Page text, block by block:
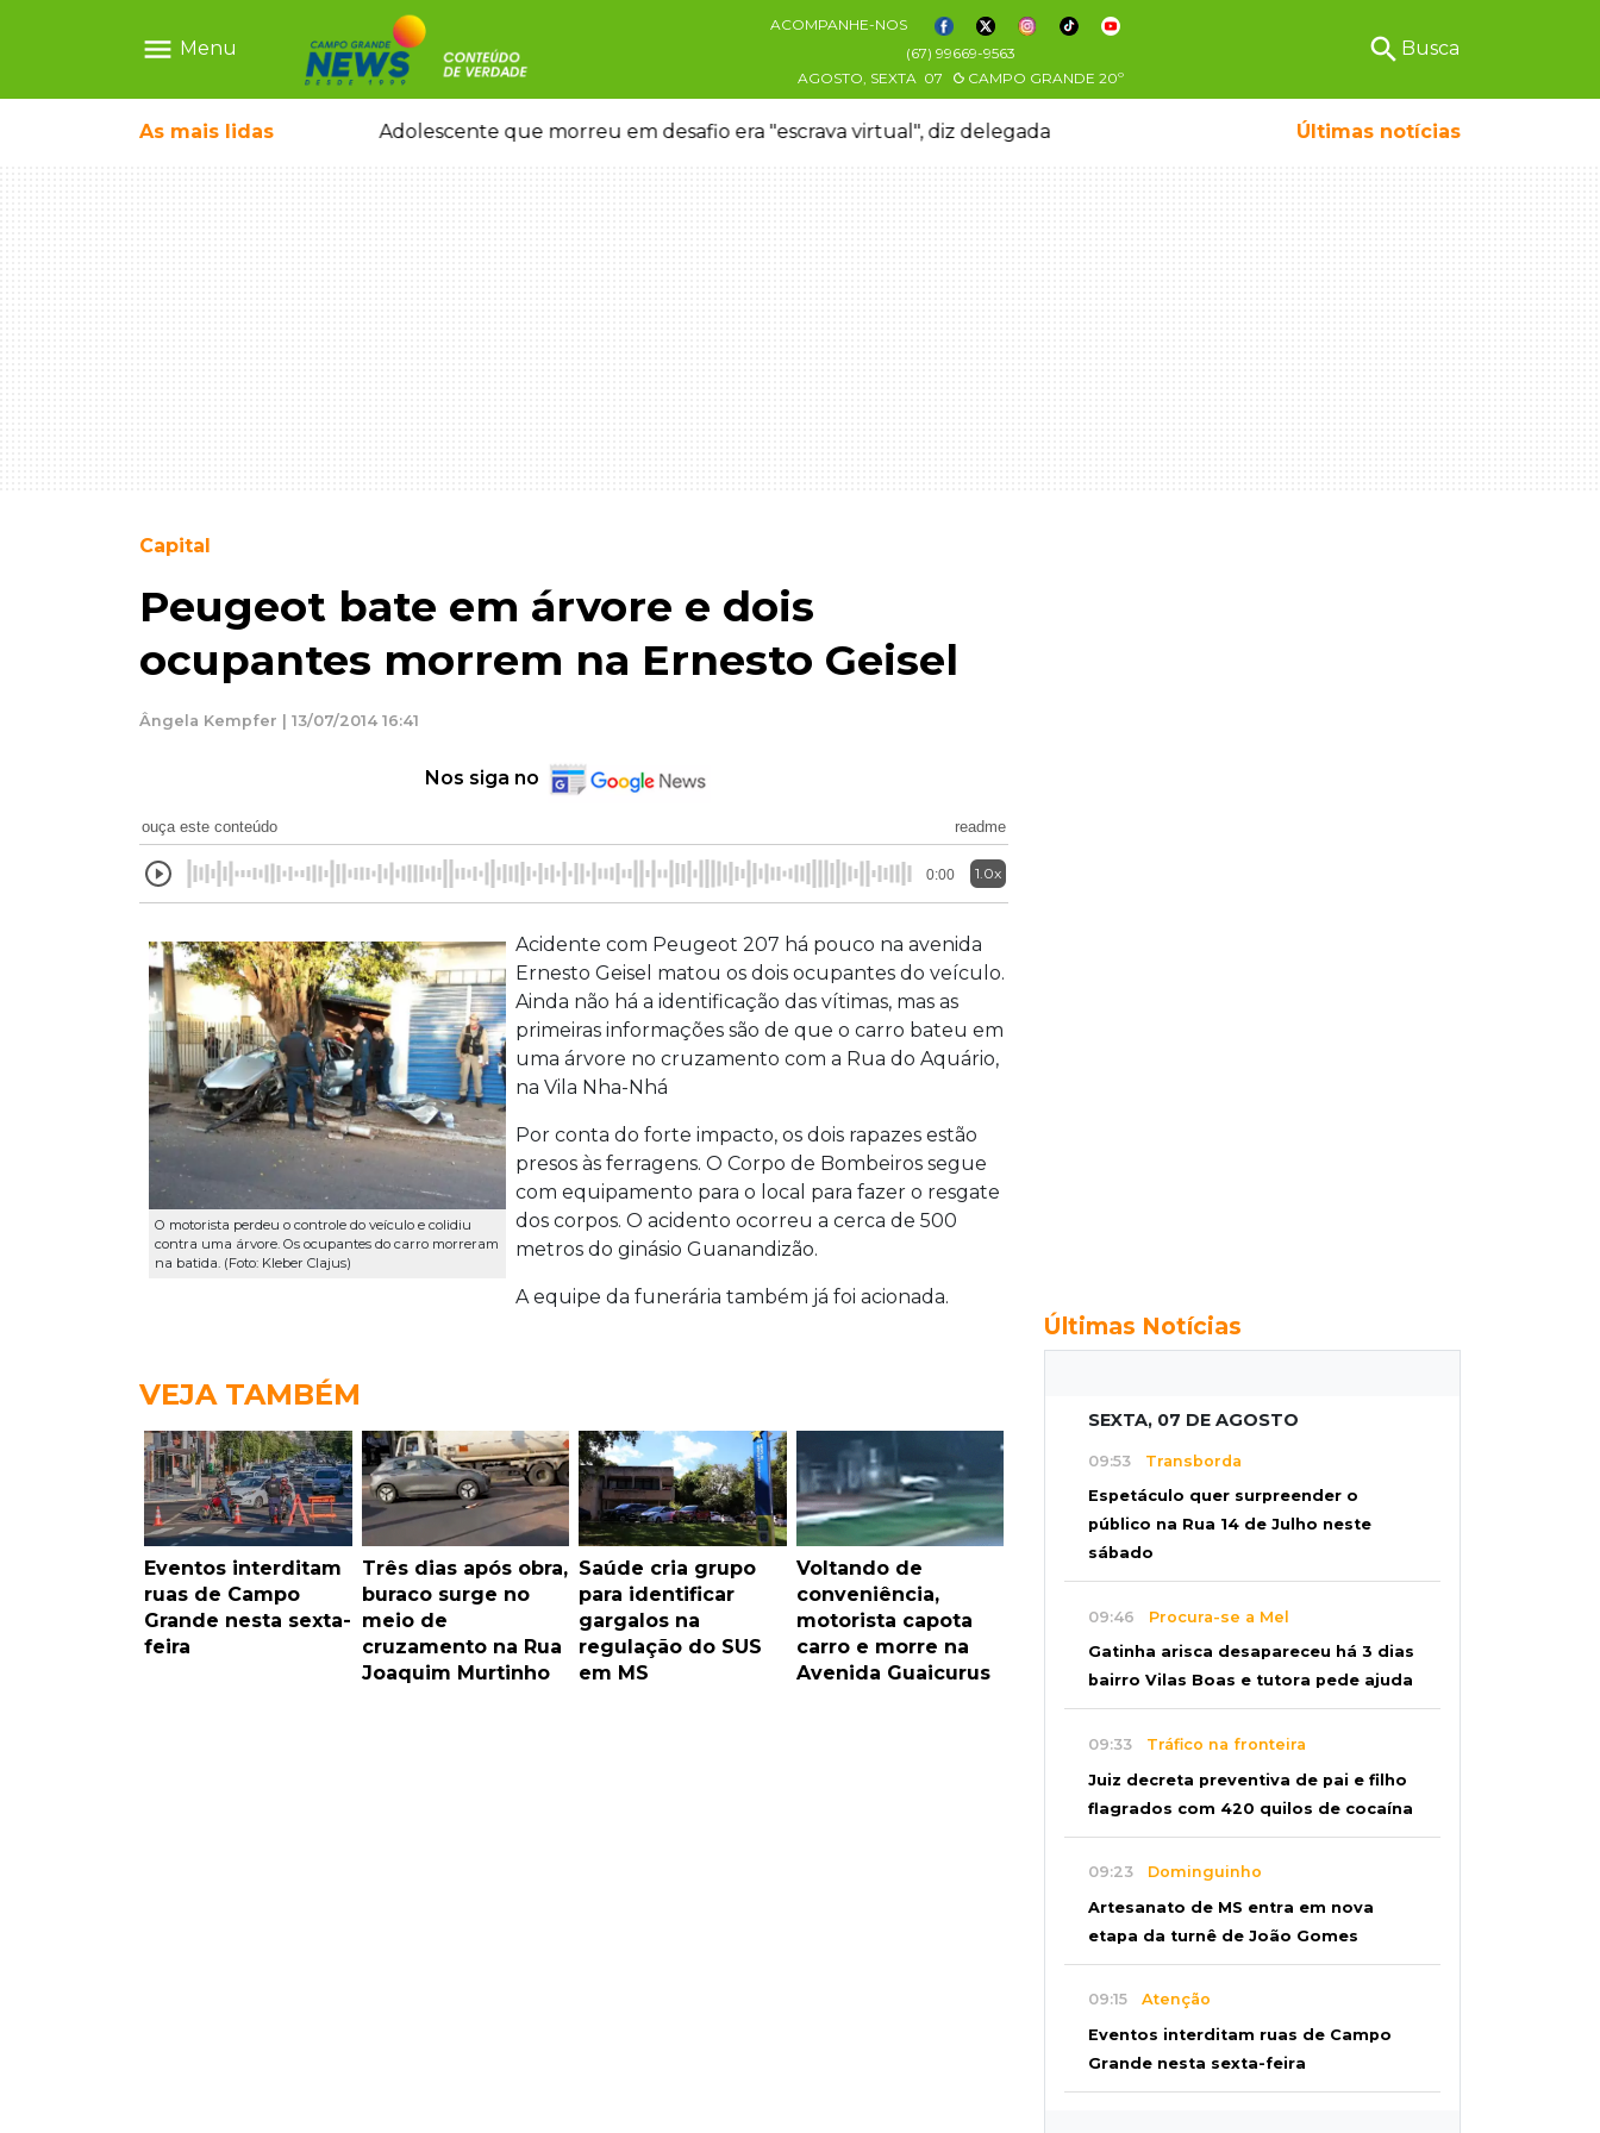
menu Menu
ACOMPANHE-NOS
(67) 99669-9563
AGOSTO, SEXTA 07 CAMPO GRANDE 20º
search Busca
As mais lidas
dos projetos fora do comum Adolescente que morreu em desafio era "escrava virtual", diz delegada Últimas notícias
Capital
Peugeot bate em árvore e dois
ocupantes morrem na Ernesto Geisel
Ângela Kempfer | 13/07/2014 16:41
Nos siga no
ouça este conteúdo readme
0:00 1.0x
O motorista perdeu o controle do veículo e colidiu
contra uma árvore. Os ocupantes do carro morreram
na batida. (Foto: Kleber Clajus)
Acidente com Peugeot 207 há pouco na avenida
Ernesto Geisel matou os dois ocupantes do veículo.
Ainda não há a identificação das vítimas, mas as
primeiras informações são de que o carro bateu em
uma árvore no cruzamento com a Rua do Aquário,
na Vila Nha-Nhá
Por conta do forte impacto, os dois rapazes estão
presos às ferragens. O Corpo de Bombeiros segue
com equipamento para o local para fazer o resgate
dos corpos. O acidento ocorreu a cerca de 500
metros do ginásio Guanandizão.
A equipe da funerária também já foi acionada.
VEJA TAMBÉM
Eventos interditam
ruas de Campo
Grande nesta sexta-
feira
Três dias após obra,
buraco surge no
meio de
cruzamento na Rua
Joaquim Murtinho
Saúde cria grupo
para identificar
gargalos na
regulação do SUS
em MS
Voltando de
conveniência,
motorista capota
carro e morre na
Avenida Guaicurus
Últimas Notícias
SEXTA, 07 DE AGOSTO
09:53 Transborda
Espetáculo quer surpreender o
público na Rua 14 de Julho neste
sábado
09:46 Procura-se a Mel
Gatinha arisca desapareceu há 3 dias
bairro Vilas Boas e tutora pede ajuda
09:33 Tráfico na fronteira
Juiz decreta preventiva de pai e filho
flagrados com 420 quilos de cocaína
09:23 Dominguinho
Artesanato de MS entra em nova
etapa da turnê de João Gomes
09:15 Atenção
Eventos interditam ruas de Campo
Grande nesta sexta-feira